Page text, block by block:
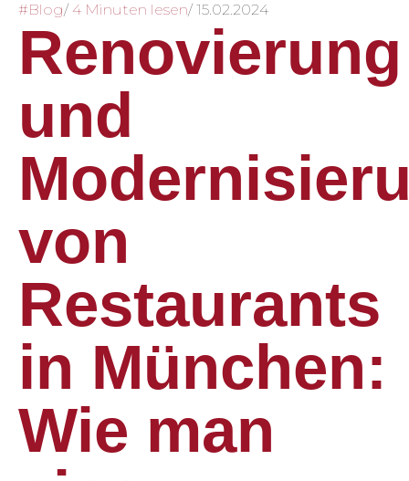
#Blog/ 4 Minuten lesen/ 15.02.2024
Renovierung
und
von
Restaurants
in München:
Wie man